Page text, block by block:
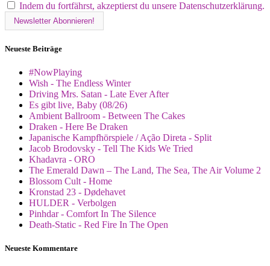
Indem du fortfährst, akzeptierst du unsere Datenschutzerklärung.
Neueste Beiträge
#NowPlaying
Wish - The Endless Winter
Driving Mrs. Satan - Late Ever After
Es gibt live, Baby (08/26)
Ambient Ballroom - Between The Cakes
Draken - Here Be Draken
Japanische Kampfhörspiele / Ação Direta - Split
Jacob Brodovsky - Tell The Kids We Tried
Khadavra - ORO
The Emerald Dawn – The Land, The Sea, The Air Volume 2
Blossom Cult - Home
Kronstad 23 - Dødehavet
HULDER - Verbolgen
Pinhdar - Comfort In The Silence
Death-Static - Red Fire In The Open
Neueste Kommentare